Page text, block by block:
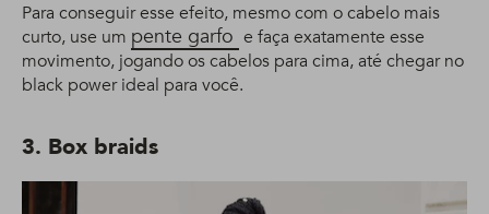
Para conseguir esse efeito, mesmo com o cabelo mais
curto, use um pente garfo e faça exatamente esse
movimento, jogando os cabelos para cima, até chegar no
black power ideal para você.
3. Box braids